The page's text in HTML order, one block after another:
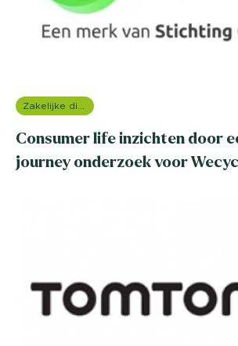
Zakelijke dienstverlening (B2B)
Consumer life inzichten door
journey onderzoek voor